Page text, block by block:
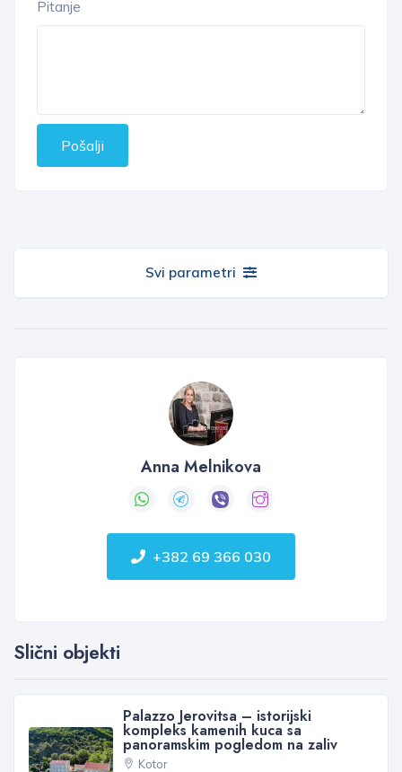
Pitanje
Pošalji
Svi parametri
Anna Melnikova
+382 69 366 030
Slični objekti
Palazzo Jerovitsa – istorijski
kompleks kamenih kuca sa
panoramskim pogledom na zaliv
Kotor